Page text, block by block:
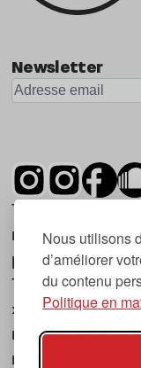
Nous utilisons
d’améliorer
du contenu
Politique en
Newsletter
Tsugi est un
musique et les
première
Tsugi en
», ce qui
magazine, à
musicales,